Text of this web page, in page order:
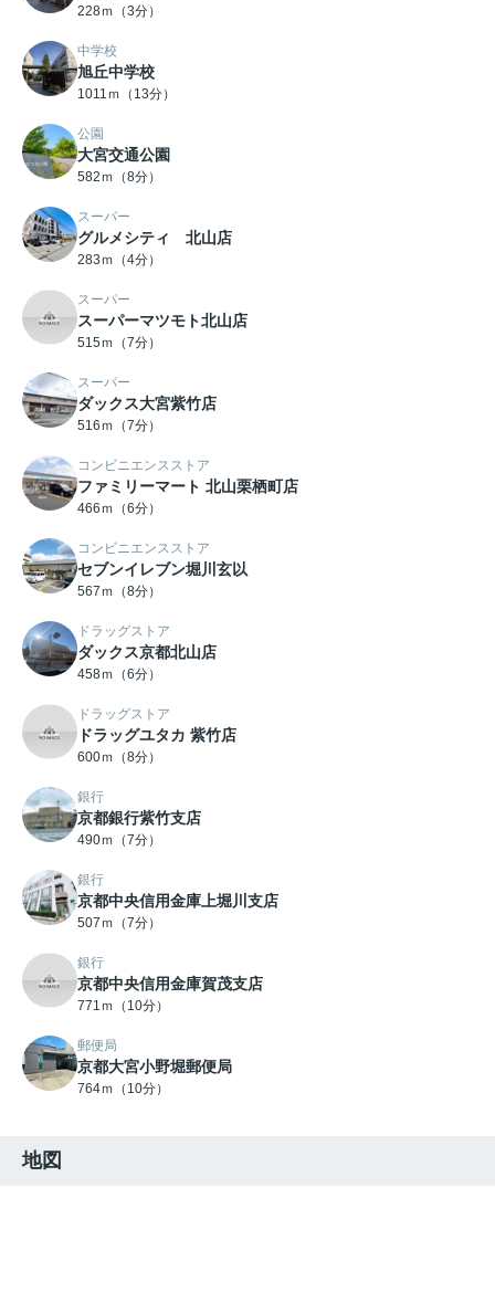
228ｍ（3分）
中学校
旭丘中学校
1011ｍ（13分）
公園
大宮交通公園
582ｍ（8分）
スーパー
グルメシティ 北山店
283ｍ（4分）
スーパー
スーパーマツモト北山店
515ｍ（7分）
スーパー
ダックス大宮紫竹店
516ｍ（7分）
コンビニエンスストア
ファミリーマート 北山栗栖町店
466ｍ（6分）
コンビニエンスストア
セブンイレブン堀川玄以
567ｍ（8分）
ドラッグストア
ダックス京都北山店
458ｍ（6分）
ドラッグストア
ドラッグユタカ 紫竹店
600ｍ（8分）
銀行
京都銀行紫竹支店
490ｍ（7分）
銀行
京都中央信用金庫上堀川支店
507ｍ（7分）
銀行
京都中央信用金庫賀茂支店
771ｍ（10分）
郵便局
京都大宮小野堀郵便局
764ｍ（10分）
地図